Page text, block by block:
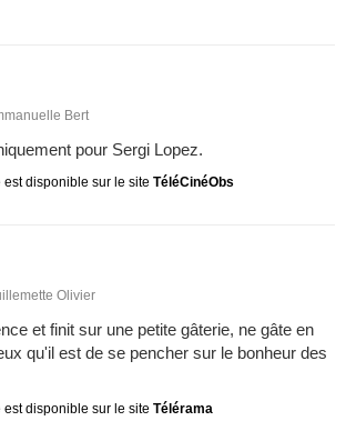
Bert
pour Sergi Lopez.
est disponible sur le site TéléCinéObs
Olivier
et finit sur une petite gâterie, ne gâte en
qu'il est de se pencher sur le bonheur des
disponible sur le site Télérama